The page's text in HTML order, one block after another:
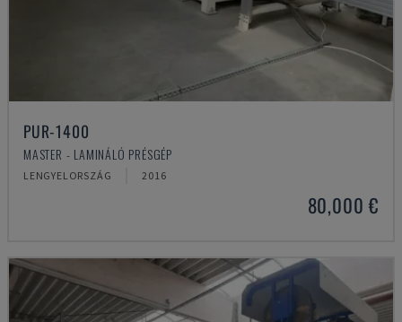
PUR-1400
MASTER - LAMINÁLÓ PRÉSGÉP
LENGYELORSZÁG 2016
80,000 €